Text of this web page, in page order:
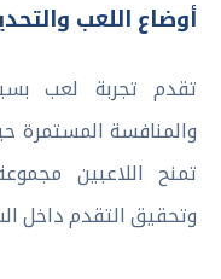
أوضاع اللعب
تقدم تجربة لعب
والمنافسة المستمرة
تمنح اللاعبين
وتحقيق التقدم داخل